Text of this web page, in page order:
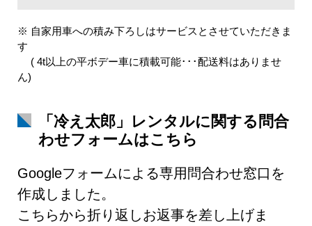
※ 自家用車への積み下ろしはサービスとさせていただきま
す
( 4t以上の平ボデー車に積載可能･･･配送料はありませ
ん)
「冷え太郎」レンタルに関する問合
わせフォームはこちら
Googleフォームによる専用問合わせ窓口を
作成しました。
こちらから折り返しお返事を差し上げま